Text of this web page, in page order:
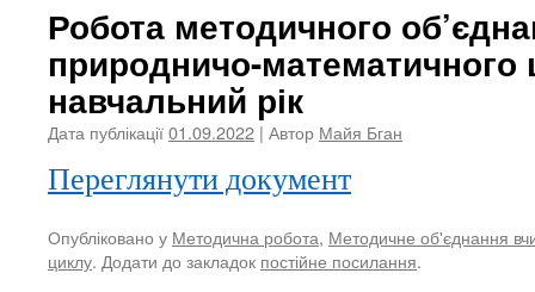
Робота методичного
природничо-математичного
навчальний рік
Дата публікації01.09.2022 | Автор Майя Бган
Переглянути документ
Опубліковано у Методична робота, Методичне об'єднання
циклу. Додати до закладок постійне посилання.